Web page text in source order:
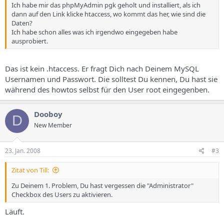
Ich habe mir das phpMyAdmin pgk geholt und installiert, als ich
dann auf den Link klicke htaccess, wo kommt das her, wie sind die
Daten?
Ich habe schon alles was ich irgendwo eingegeben habe
ausprobiert.
Das ist kein .htaccess. Er fragt Dich nach Deinem MySQL
Usernamen und Passwort. Die solltest Du kennen, Du hast sie
während des howtos selbst für den User root eingegenben.
D Dooboy
New Member
23. Jan. 2008 #3
Zitat von Till:
Zu Deinem 1. Problem, Du hast vergessen die "Administrator"
Checkbox des Users zu aktivieren.
Läuft.